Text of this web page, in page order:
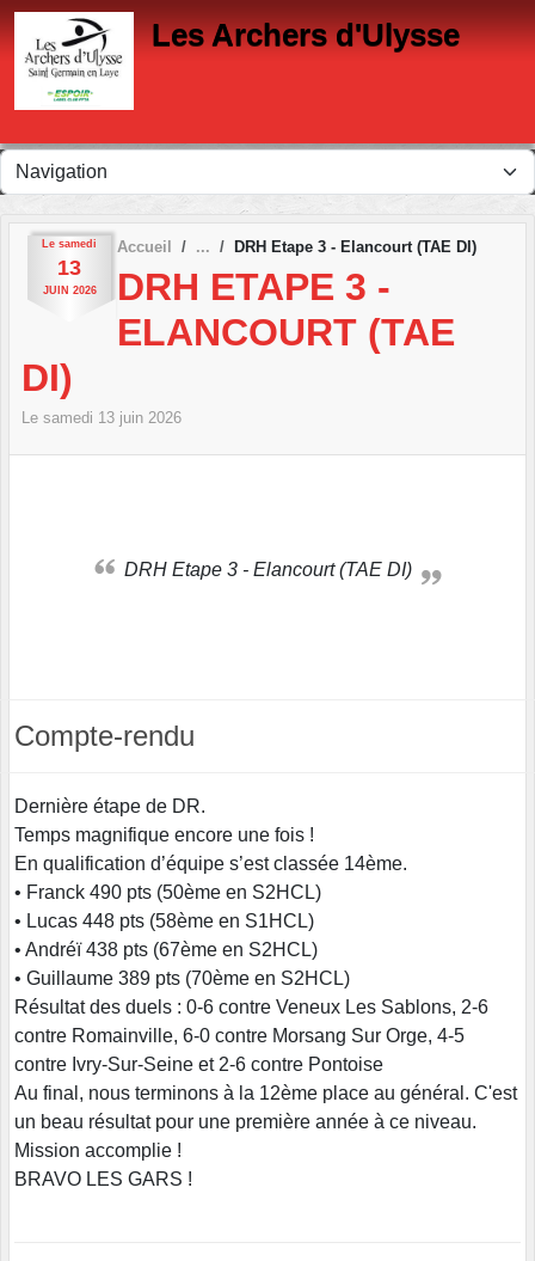
Les Archers d'Ulysse
Le samedi
13
JUIN 2026
Accueil DRH Etape 3 - Elancourt (TAE DI)
DRH ETAPE 3 -
ELANCOURT (TAE
DI)
Le samedi 13 juin 2026
DRH Etape 3 - Elancourt (TAE DI)
Compte-rendu
Dernière étape de DR.
Temps magnifique encore une fois !
En qualification d’équipe s’est classée 14ème.
• Franck 490 pts (50ème en S2HCL)
• Lucas 448 pts (58ème en S1HCL)
• Andréï 438 pts (67ème en S2HCL)
• Guillaume 389 pts (70ème en S2HCL)
Résultat des duels : 0-6 contre Veneux Les Sablons, 2-6
contre Romainville, 6-0 contre Morsang Sur Orge, 4-5
contre Ivry-Sur-Seine et 2-6 contre Pontoise
Au final, nous terminons à la 12ème place au général. C'est
un beau résultat pour une première année à ce niveau.
Mission accomplie !
BRAVO LES GARS !
Panneau de gestion des cookies